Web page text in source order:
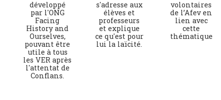
développé
par l'ONG
Facing
History and
Ourselves,
pouvant être
utile à tous
les VER après
l'attentat de
Conflans.
s'adresse aux
élèves et
professeurs
et explique
ce qu'est pour
lui la laïcité.
volontaires
de l’Afev en
lien avec
cette
thématique